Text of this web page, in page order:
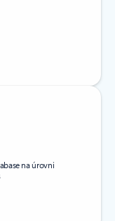
na úrovni